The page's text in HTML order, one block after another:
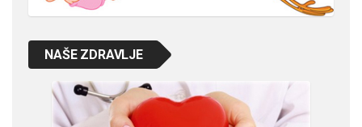
NAŠE ZDRAVLJE